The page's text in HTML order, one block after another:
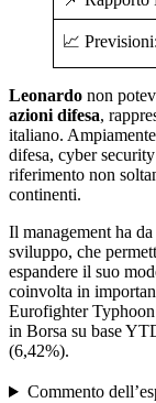
📈 Previsioni:
Leonardo non
azioni difesa,
italiano.
difesa, cyber
riferimento non
continenti.
Il management ha
sviluppo, che
espandere il suo
coinvolta in
Eurofighter
in Borsa su base
(6,42%).
Commento